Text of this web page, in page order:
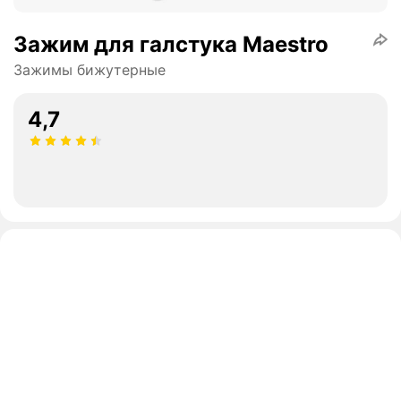
Зажим для галстука Maestro
Зажимы бижутерные
4,7